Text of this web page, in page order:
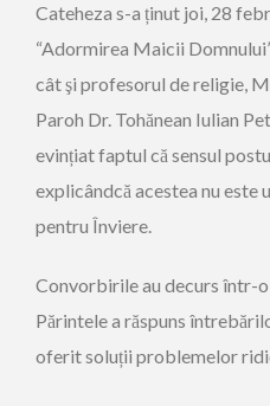
Cateheza s-a ținut joi, 28
“Adormirea Maicii
cât şi profesorul de religie,
Paroh Dr. Tohănean Iulian
evințiat faptul că sensul
explicândcă acestea nu este
pentru Înviere.
Convorbirile au decurs într-
Părintele a răspuns
oferit soluții problemelor